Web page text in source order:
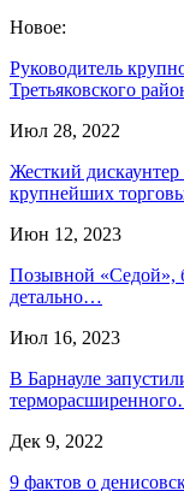
Новое:
Руководитель
Третьяковского
Июл 28, 2022
Жесткий
крупнейших
Июн 12, 2023
Позывной «Седой»,
детально…
Июл 16, 2023
В Барнауле
Дек 9, 2022
9 фактов о